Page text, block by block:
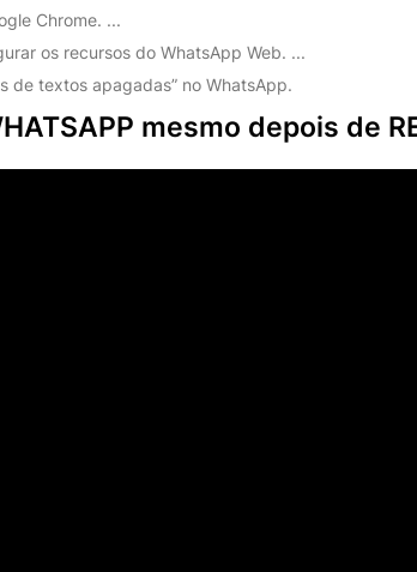
Chrome. ...
os recursos do WhatsApp Web. ...
de textos apagadas” no WhatsApp.
mesmo depois de